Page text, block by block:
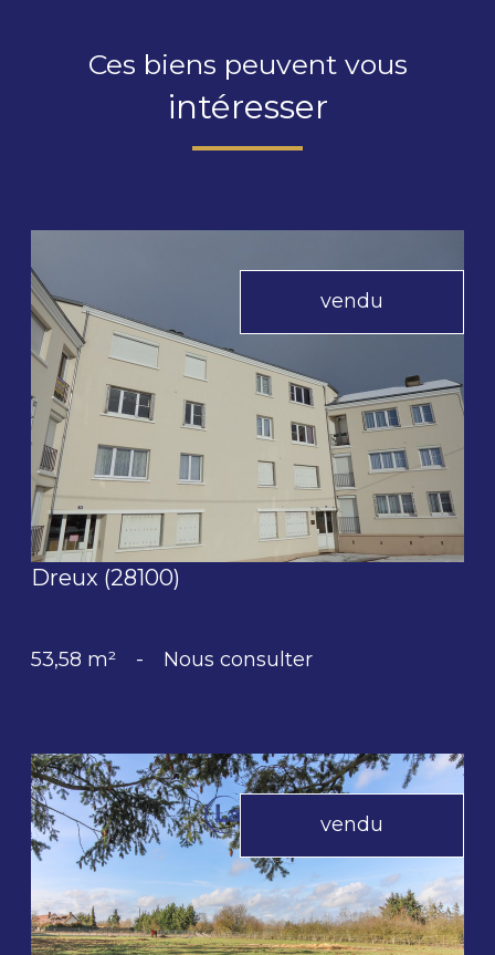
Ces biens peuvent vous
intéresser
vendu
voir le bien
Dreux (28100)
53,58 m² - Nous consulter
vendu
voir le bien